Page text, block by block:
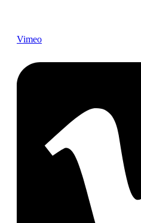
Vimeo